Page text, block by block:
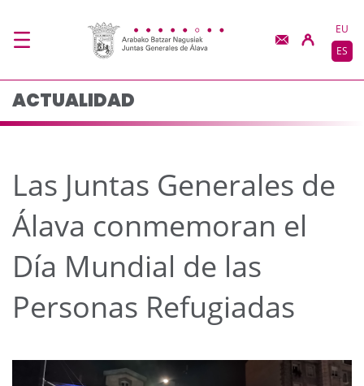
Las Juntas GeneralesEU
ES
ACTUALIDAD
Las Juntas Generales de
Álava conmemoran el
Día Mundial de las
Personas Refugiadas